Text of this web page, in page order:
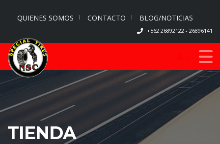
QUIENES SOMOS CONTACTO BLOG/NOTICIAS
+562 26892122 - 26896141
TIENDA